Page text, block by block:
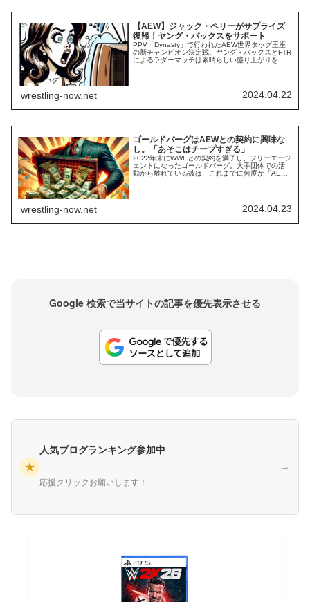
【AEW】ジャック・ペリーがサプライズ
復帰！ヤング・バックスをサポート
PPV「Dynasty」で行われたAEW世界タッグ王座
の新チャンピオン決定戦。ヤング・バックスとFTR
によるラダーマッチは素晴らしい盛り上がりを見
wrestling-now.net 2024.04.22
ゴールドバーグはAEWとの契約に興味な
し。「あそこはチープすぎる」
2022年末にWWEとの契約を満了し、フリーエージ
ェントになったゴールドバーグ。大手団体での活
動から離れている彼は、これまでに何度か「AEW
る」と語っていました。しかし、最新のインタビ
ューで、ゴールドバーグは「AEWのプロダク...
wrestling-now.net 2024.04.23
Google 検索で当サイトの記事を優先表示させる
★
人気ブログランキング参加中
応援クリックお願いします！
→